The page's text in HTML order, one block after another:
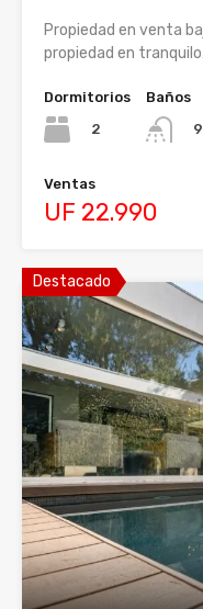
Propiedad en venta
propiedad en
Dormitorios
2
Baños
9
Ventas
UF 22.990
Destacado